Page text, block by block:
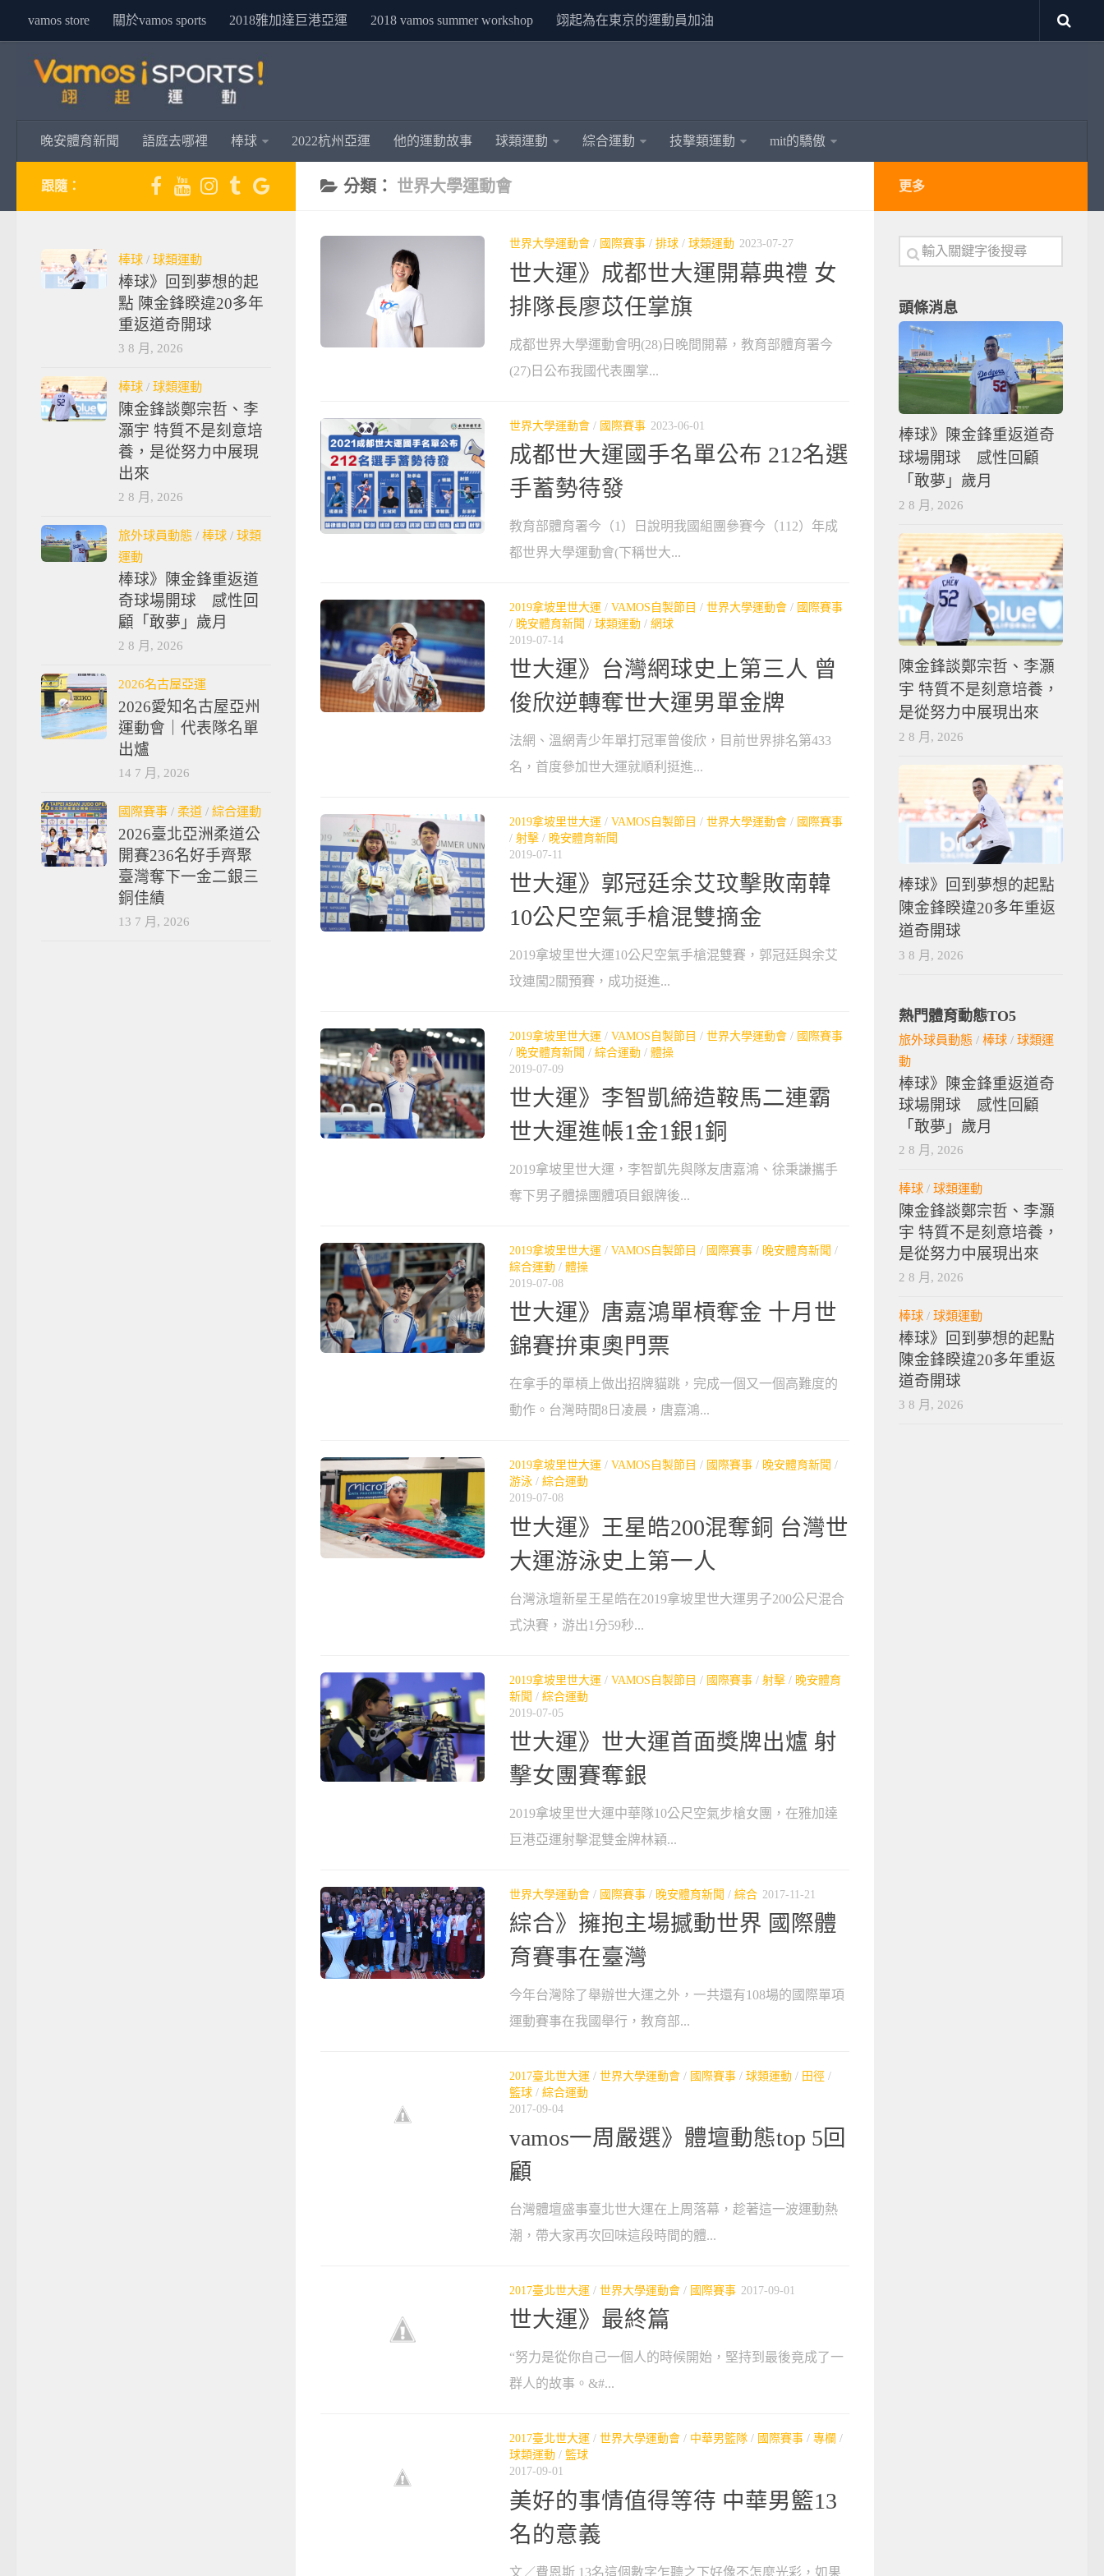
vamos store 關於vamos sports 2018雅加達巨港亞運 2018 vamos summer workshop 翊起為在東京的運動員加油
晚安體育新聞 語庭去哪裡 棒球 2022杭州亞運 他的運動故事 球類運動 綜合運動 技擊類運動 mit的驕傲
分類： 世界大學運動會
世界大學運動會 / 國際賽事 / 排球 / 球類運動 2023-07-27
世大運》成都世大運開幕典禮 女
排隊長廖苡任掌旗
成都世界大學運動會明(28)日晚間開幕，教育部體育署今
(27)日公布我國代表團掌...
世界大學運動會 / 國際賽事 2023-06-01
成都世大運國手名單公布 212名選
手蓄勢待發
教育部體育署今（1）日說明我國組團參賽今（112）年成
都世界大學運動會(下稱世大...
2019拿坡里世大運 / VAMOS自製節目 / 世界大學運動會 / 國際賽事
/ 晚安體育新聞 / 球類運動 / 網球
2019-07-14
世大運》台灣網球史上第三人 曾
俊欣逆轉奪世大運男單金牌
法網、溫網青少年單打冠軍曾俊欣，目前世界排名第433
名，首度參加世大運就順利挺進...
2019拿坡里世大運 / VAMOS自製節目 / 世界大學運動會 / 國際賽事
/ 射擊 / 晚安體育新聞
2019-07-11
世大運》郭冠廷余艾玟擊敗南韓
10公尺空氣手槍混雙摘金
2019拿坡里世大運10公尺空氣手槍混雙賽，郭冠廷與余艾
玟連闖2關預賽，成功挺進...
2019拿坡里世大運 / VAMOS自製節目 / 世界大學運動會 / 國際賽事
/ 晚安體育新聞 / 綜合運動 / 體操
2019-07-09
世大運》李智凱締造鞍馬二連霸
世大運進帳1金1銀1銅
2019拿坡里世大運，李智凱先與隊友唐嘉鴻、徐秉謙攜手
奪下男子體操團體項目銀牌後...
2019拿坡里世大運 / VAMOS自製節目 / 國際賽事 / 晚安體育新聞 /
綜合運動 / 體操
2019-07-08
世大運》唐嘉鴻單槓奪金 十月世
錦賽拚東奧門票
在拿手的單槓上做出招牌貓跳，完成一個又一個高難度的
動作。台灣時間8日凌晨，唐嘉鴻...
2019拿坡里世大運 / VAMOS自製節目 / 國際賽事 / 晚安體育新聞 /
游泳 / 綜合運動
2019-07-08
世大運》王星皓200混奪銅 台灣世
大運游泳史上第一人
台灣泳壇新星王星皓在2019拿坡里世大運男子200公尺混合
式決賽，游出1分59秒...
2019拿坡里世大運 / VAMOS自製節目 / 國際賽事 / 射擊 / 晚安體育
新聞 / 綜合運動
2019-07-05
世大運》世大運首面獎牌出爐 射
擊女團賽奪銀
2019拿坡里世大運中華隊10公尺空氣步槍女團，在雅加達
巨港亞運射擊混雙金牌林穎...
世界大學運動會 / 國際賽事 / 晚安體育新聞 / 綜合 2017-11-21
綜合》擁抱主場撼動世界 國際體
育賽事在臺灣
今年台灣除了舉辦世大運之外，一共還有108場的國際單項
運動賽事在我國舉行，教育部...
2017臺北世大運 / 世界大學運動會 / 國際賽事 / 球類運動 / 田徑 /
籃球 / 綜合運動
2017-09-04
vamos一周嚴選》體壇動態top 5回
顧
台灣體壇盛事臺北世大運在上周落幕，趁著這一波運動熱
潮，帶大家再次回味這段時間的體...
2017臺北世大運 / 世界大學運動會 / 國際賽事 2017-09-01
世大運》最終篇
“努力是從你自己一個人的時候開始，堅持到最後竟成了一
群人的故事。&#...
2017臺北世大運 / 世界大學運動會 / 中華男籃隊 / 國際賽事 / 專欄 /
球類運動 / 籃球
2017-09-01
美好的事情值得等待 中華男籃13
名的意義
文／費恩斯 13名這個數字乍聽之下好像不怎麼光彩，如果
跟隨：
棒球 / 球類運動
棒球》回到夢想的起
點 陳金鋒睽違20多年
重返道奇開球
3 8 月, 2026
棒球 / 球類運動
陳金鋒談鄭宗哲、李
灝宇 特質不是刻意培
養，是從努力中展現
出來
2 8 月, 2026
旅外球員動態 / 棒球 / 球類
運動
棒球》陳金鋒重返道
奇球場開球 感性回
顧「敢夢」歲月
2 8 月, 2026
2026名古屋亞運
2026愛知名古屋亞州
運動會｜代表隊名單
出爐
14 7 月, 2026
國際賽事 / 柔道 / 綜合運動
2026臺北亞洲柔道公
開賽236名好手齊聚
臺灣奪下一金二銀三
銅佳績
13 7 月, 2026
更多
頭條消息
棒球》陳金鋒重返道奇
球場開球 感性回顧
「敢夢」歲月
2 8 月, 2026
陳金鋒談鄭宗哲、李灝
宇 特質不是刻意培養，
是從努力中展現出來
2 8 月, 2026
棒球》回到夢想的起點
陳金鋒睽違20多年重返
道奇開球
3 8 月, 2026
熱門體育動態TO5
旅外球員動態 / 棒球 / 球類運
動
棒球》陳金鋒重返道奇
球場開球 感性回顧
「敢夢」歲月
2 8 月, 2026
棒球 / 球類運動
陳金鋒談鄭宗哲、李灝
宇 特質不是刻意培養，
是從努力中展現出來
2 8 月, 2026
棒球 / 球類運動
棒球》回到夢想的起點
陳金鋒睽違20多年重返
道奇開球
3 8 月, 2026